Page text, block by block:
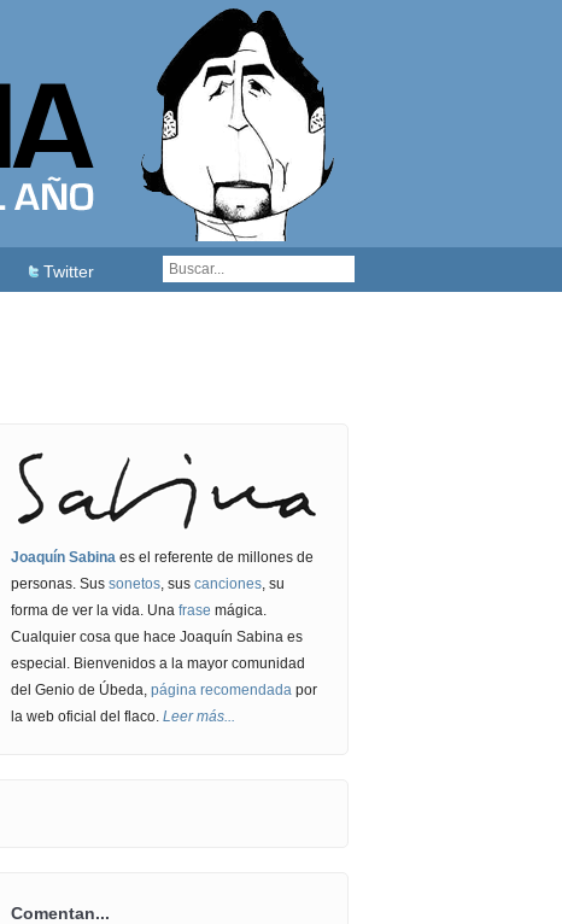
Twitter
Joaquín Sabinaes el referente de millones de
personas. Sus sonetos, sus canciones, su
forma de ver la vida. Una frase mágica.
Cualquier cosa que hace Joaquín Sabina es
especial. Bienvenidos a la mayor comunidad
del Genio de Úbeda, página recomendadapor
la web oficial del flaco. Leer más...
Comentan...